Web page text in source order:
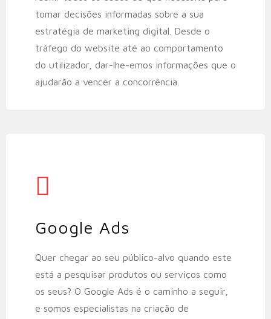
tomar decisões informadas sobre a sua
estratégia de marketing digital. Desde o
tráfego do website até ao comportamento
do utilizador, dar-lhe-emos informações que o
ajudarão a vencer a concorrência.
Google Ads​
Quer chegar ao seu público-alvo quando este
está a pesquisar produtos ou serviços como
os seus? O Google Ads é o caminho a seguir,
e somos especialistas na criação de